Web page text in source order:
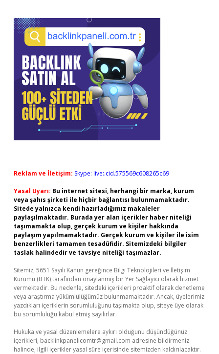
Reklam ve İletişim: Skype: live:.cid.575569c608265c69
Yasal Uyarı: Bu internet sitesi, herhangi bir marka, kurum
veya şahıs şirketi ile hiçbir bağlantısı bulunmamaktadır.
Sitede yalnızca kendi hazırladığımız makaleler
paylaşılmaktadır. Burada yer alan içerikler haber niteliği
taşımamakta olup, gerçek kurum ve kişiler hakkında
paylaşım yapılmamaktadır. Gerçek kurum ve kişiler ile isim
benzerlikleri tamamen tesadüfidir. Sitemizdeki bilgiler
taslak halindedir ve tavsiye niteliği taşımazlar.
Sitemiz, 5651 Sayılı Kanun gereğince Bilgi Teknolojileri ve İletişim
Kurumu (BTK) tarafından onaylanmış bir Yer Sağlayıcı olarak hizmet
vermektedir. Bu nedenle, sitedeki içerikleri proaktif olarak denetleme
veya araştırma yükümlülüğümüz bulunmamaktadır. Ancak, üyelerimiz
yazdıkları içeriklerin sorumluluğunu taşımakta olup, siteye üye olarak
bu sorumluluğu kabul etmiş sayılırlar.
Hukuka ve yasal düzenlemelere aykırı olduğunu düşündüğünüz
içerikleri, backlinkpanelicomtr@gmail.com adresine bildirmeniz
halinde, ilgili içerikler yasal süre içerisinde sitemizden kaldırılacaktır.